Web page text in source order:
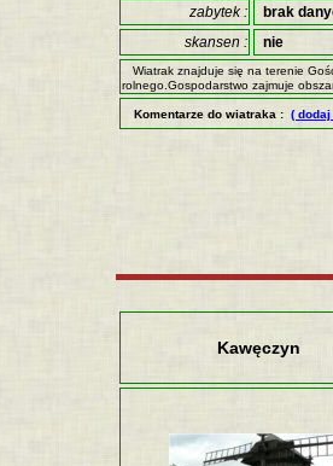
zabytek :
brak
skansen :
nie
Wiatrak znajduje się na terenie
rolnego.Gospodarstwo zajmuje
Komentarze do wiatraka : (
Kawęczyn